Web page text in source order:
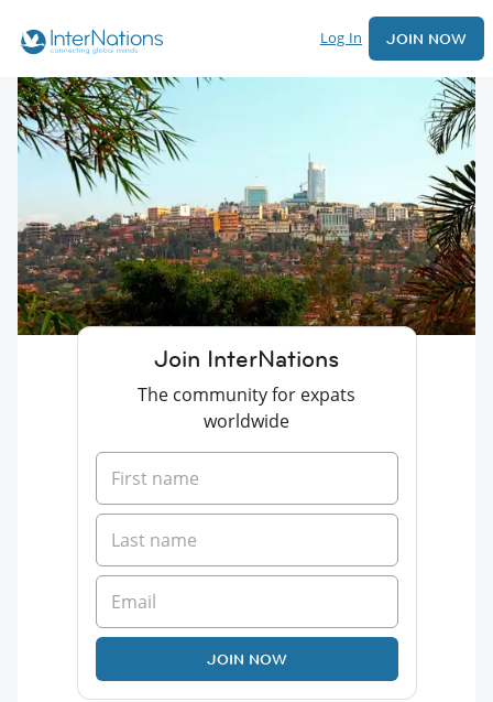
Log In JOIN NOW
Join InterNations
The community for expats
worldwide
JOIN NOW